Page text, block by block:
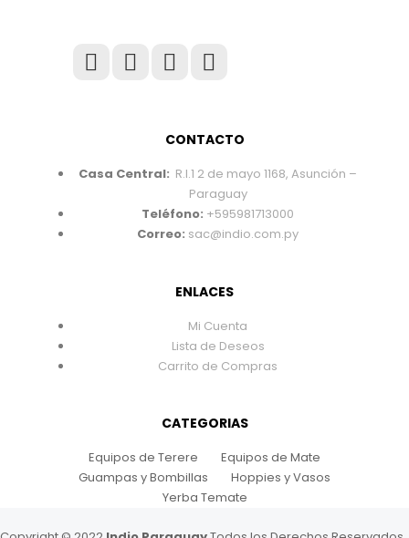
CONTACTO
Casa Central: R.I.1 2 de mayo 1168, Asunción –
Paraguay
Teléfono: +595981713000
Correo: sac@indio.com.py
ENLACES
Mi Cuenta
Lista de Deseos
Carrito de Compras
CATEGORIAS
Equipos de Terere
Equipos de Mate
Guampas y Bombillas
Hoppies y Vasos
Yerba Temate